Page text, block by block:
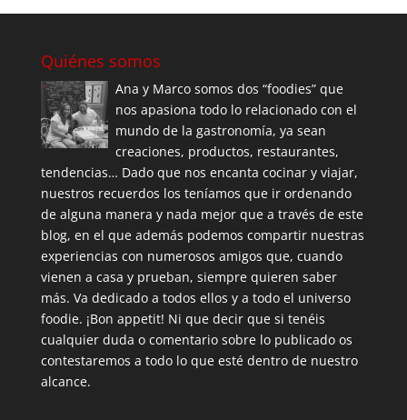
Quiénes somos
Ana y Marco somos dos “foodies” que
nos apasiona todo lo relacionado con el
mundo de la gastronomía, ya sean
creaciones, productos, restaurantes,
tendencias… Dado que nos encanta cocinar y viajar,
nuestros recuerdos los teníamos que ir ordenando
de alguna manera y nada mejor que a través de este
blog, en el que además podemos compartir nuestras
experiencias con numerosos amigos que, cuando
vienen a casa y prueban, siempre quieren saber
más. Va dedicado a todos ellos y a todo el universo
foodie. ¡Bon appetit! Ni que decir que si tenéis
cualquier duda o comentario sobre lo publicado os
contestaremos a todo lo que esté dentro de nuestro
alcance.